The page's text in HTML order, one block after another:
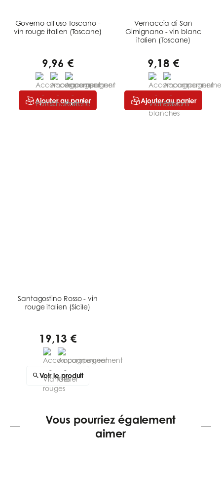
Governo all'uso Toscano -
vin rouge italien (Toscane)
9,96 €
Ajouter au panier
Vernaccia di San
Gimignano - vin blanc
italien (Toscane)
9,18 €
Ajouter au panier
Santagostino Rosso - vin
rouge italien (Sicile)
19,13 €
Voir le produit
Vous pourriez également
aimer